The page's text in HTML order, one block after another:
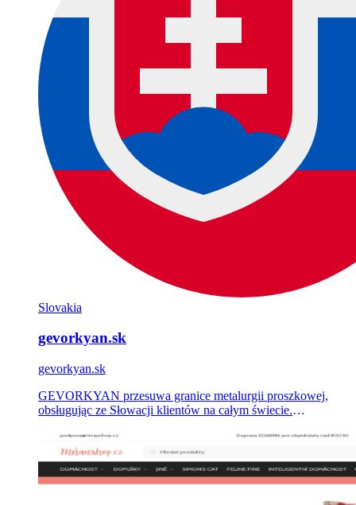
Slovakia
gevorkyan.sk
gevorkyan.sk
GEVORKYAN przesuwa granice metalurgii proszkowej,
obsługując ze Słowacji klientów na całym świecie.
WordPressie prezentującą technologie firmy i obsługiwane
przez nią branże.